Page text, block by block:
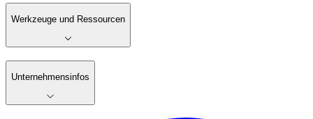
Werkzeuge und Ressourcen
Unternehmensinfos